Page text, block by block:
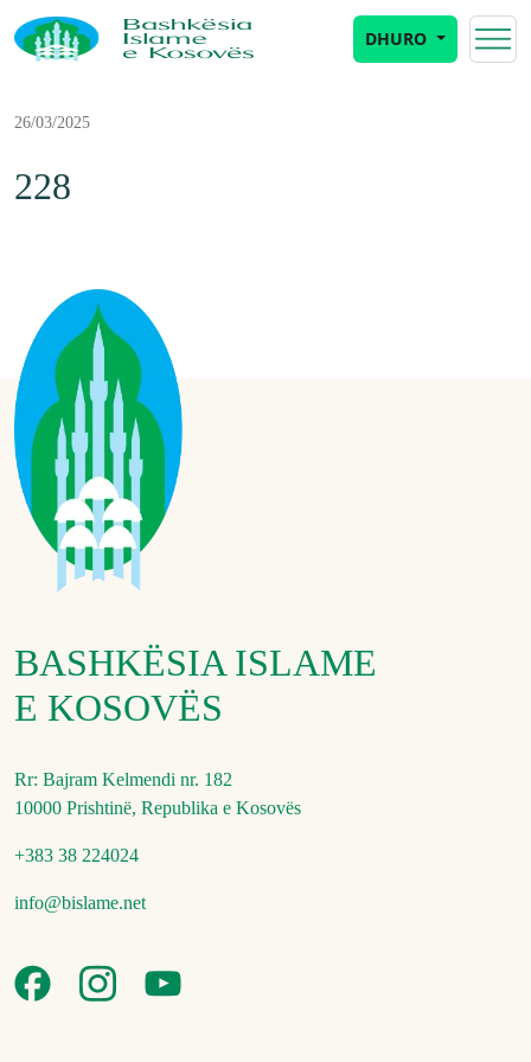
DHURO
26/03/2025
228
BASHKËSIA ISLAME
E KOSOVËS
Rr: Bajram Kelmendi nr. 182
10000 Prishtinë, Republika e Kosovës
+383 38 224024
info@bislame.net